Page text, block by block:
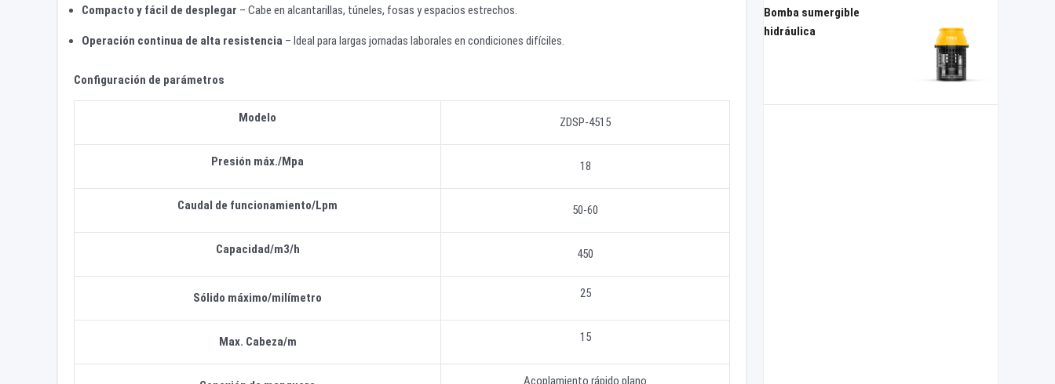
Compacto y fácil de desplegar – Cabe en alcantarillas, túneles, fosas y espacios estrechos.
Operación continua de alta resistencia – Ideal para largas jornadas laborales en condiciones difíciles.
Configuración de parámetros
Modelo ZDSP-4515
Presión máx./Mpa 18
Caudal de funcionamiento/Lpm 50-60
Capacidad/m3/h 450
Sólido máximo/milímetro 25
Max. Cabeza/m 15
Acoplamiento rápido plano
Bomba sumergible
hidráulica